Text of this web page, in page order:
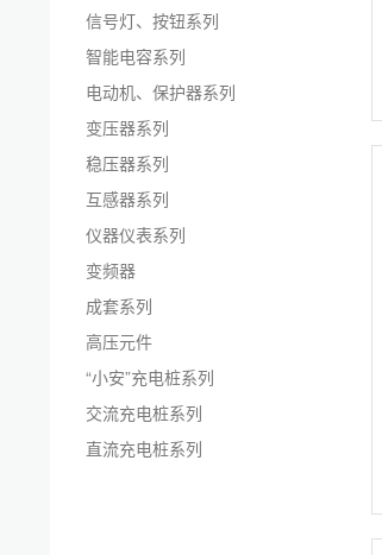
信号灯、按钮系列
智能电容系列
电动机、保护器系列
变压器系列
稳压器系列
互感器系列
仪器仪表系列
变频器
成套系列
高压元件
“小安”充电桩系列
交流充电桩系列
直流充电桩系列